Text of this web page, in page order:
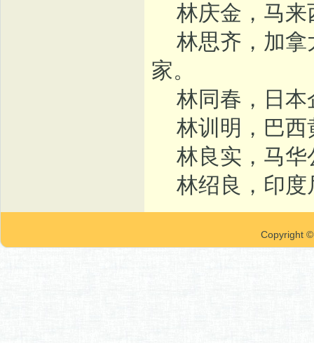
林庆金，马来
林思齐，加拿
家。
林同春，日本
林训明，巴西
林良实，马华
林绍良，印度
Copyright